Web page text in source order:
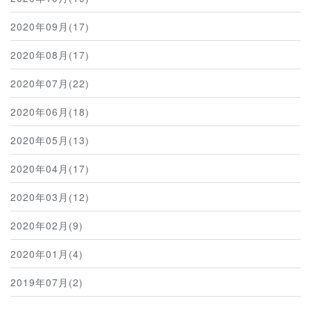
2020年09月(17)
2020年08月(17)
2020年07月(22)
2020年06月(18)
2020年05月(13)
2020年04月(17)
2020年03月(12)
2020年02月(9)
2020年01月(4)
2019年07月(2)